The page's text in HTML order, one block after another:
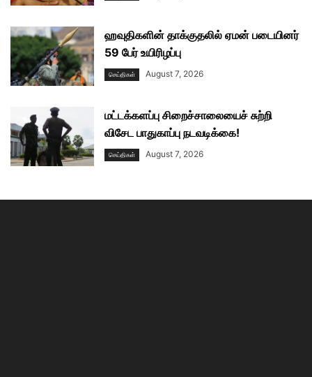
ஹவுதிகளின் தாக்குதலில் ஏமன் படையினர்
59 பேர் உயிரிழப்பு
செய்திகள் August 7, 2026
மட்டக்களப்பு சிறைச்சாலையைச் சுற்றி
விசேட பாதுகாப்பு நடவடிக்கை!
செய்திகள் August 7, 2026